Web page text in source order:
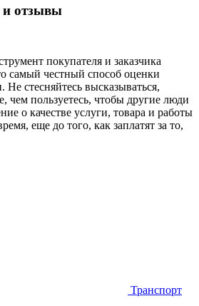
и отзывы
покупателя и заказчика
самый честный способ оценки
Не стесняйтесь высказываться,
чем пользуетесь, чтобы другие люди
о качестве услуги, товара и работы
еще до того, как заплатят за то,
Транспорт